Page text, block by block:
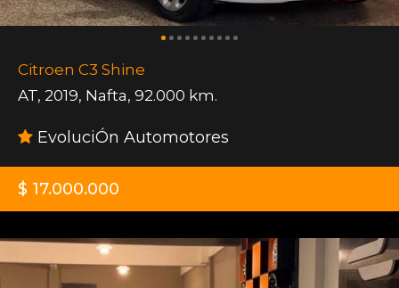
Citroen C3 Shine
AT, 2019, Nafta, 92.000 km.
EvoluciÓn Automotores
$ 17.000.000